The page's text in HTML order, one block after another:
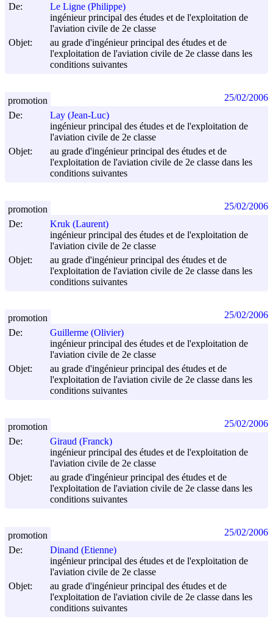
De:
Le Ligne (Philippe)
ingénieur principal des études et de l'exploitation de
l'aviation civile de 2e classe
Objet:
au grade d'ingénieur principal des études et de
l'exploitation de l'aviation civile de 2e classe dans les
conditions suivantes
De:
Lay (Jean-Luc)
ingénieur principal des études et de l'exploitation de
l'aviation civile de 2e classe
Objet:
au grade d'ingénieur principal des études et de
l'exploitation de l'aviation civile de 2e classe dans les
conditions suivantes
promotion 25/02/2006
De:
Kruk (Laurent)
ingénieur principal des études et de l'exploitation de
l'aviation civile de 2e classe
Objet:
au grade d'ingénieur principal des études et de
l'exploitation de l'aviation civile de 2e classe dans les
conditions suivantes
promotion 25/02/2006
De:
Guillerme (Olivier)
ingénieur principal des études et de l'exploitation de
l'aviation civile de 2e classe
Objet:
au grade d'ingénieur principal des études et de
l'exploitation de l'aviation civile de 2e classe dans les
conditions suivantes
promotion 25/02/2006
De:
Giraud (Franck)
ingénieur principal des études et de l'exploitation de
l'aviation civile de 2e classe
Objet:
au grade d'ingénieur principal des études et de
l'exploitation de l'aviation civile de 2e classe dans les
conditions suivantes
promotion 25/02/2006
De:
Dinand (Etienne)
ingénieur principal des études et de l'exploitation de
l'aviation civile de 2e classe
Objet:
au grade d'ingénieur principal des études et de
l'exploitation de l'aviation civile de 2e classe dans les
conditions suivantes
promotion 25/02/2006